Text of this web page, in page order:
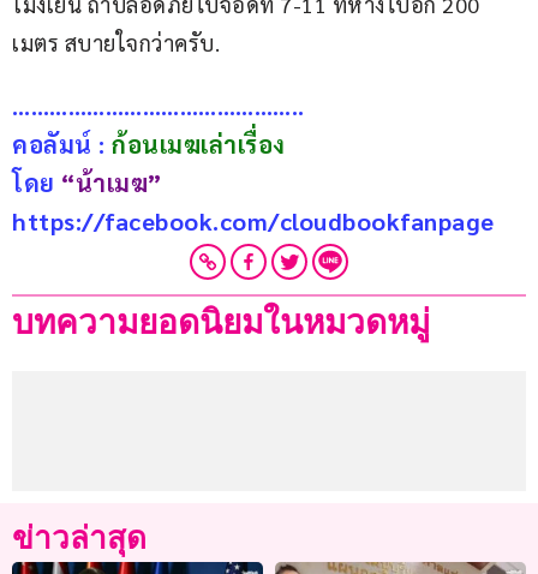
เมตร สบายใจกว่าครับ.
………………………………………..
คอลัมน์ : ก้อนเมฆเล่าเรื่อง
โดย “น้าเมฆ”
https://facebook.com/cloudbookfanpage
บทความยอดนิยมในหมวดหมู่
ข่าวล่าสุด